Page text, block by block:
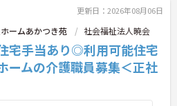
ています。働き方の面
して公休となるほ
から7時間程度とかな
の比率が90パーセント
更が発生しにくく、あ
表に沿って規則正しく
フによるお一人おひ
が実施されます。eラ
更新日：2026年08月06日
ームあかつき苑 社会福祉法人暁会
宅手当あり◎利用可能住宅
ームの介護職員募集＜正社